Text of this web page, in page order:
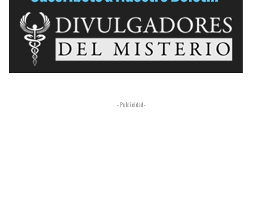
- Publicidad -